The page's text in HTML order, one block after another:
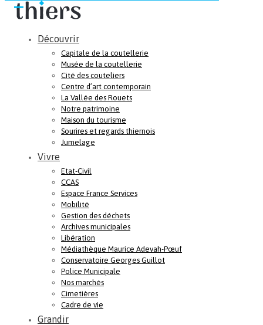
Découvrir
Capitale de la coutellerie
Musée de la coutellerie
Cité des couteliers
Centre d’art contemporain
La Vallée des Rouets
Notre patrimoine
Maison du tourisme
Sourires et regards thiernois
Jumelage
Vivre
Etat-Civil
CCAS
Espace France Services
Mobilité
Gestion des déchets
Archives municipales
Libération
Médiathèque Maurice Adevah-Pœuf
Conservatoire Georges Guillot
Police Municipale
Nos marchés
Cimetières
Cadre de vie
Grandir